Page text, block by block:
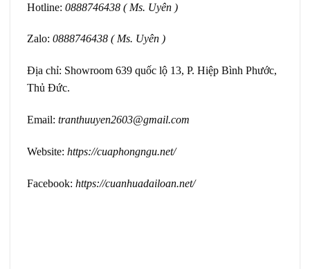
Hotline: 0888746438 ( Ms. Uyên )
Zalo: 0888746438 ( Ms. Uyên )
Địa chỉ: Showroom 639 quốc lộ 13, P. Hiệp Bình Phước,
Thủ Đức.
Email: tranthuuyen2603@gmail.com
Website: https://cuaphongngu.net/
Facebook: https://cuanhuadailoan.net/